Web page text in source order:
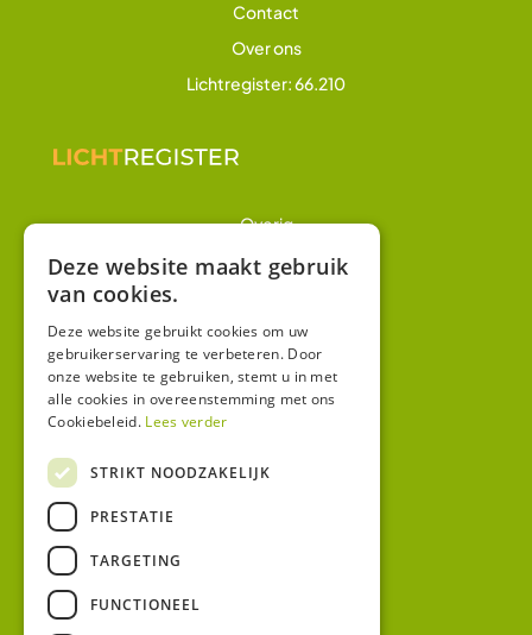
Contact
Over ons
Lichtregister: 66.210
Overig
Winkel
Algemene voorwaarden
Privacy
Bezoekadres:
Deze website maakt gebruik
van cookies.
Deze website gebruikt cookies om uw
gebruikerservaring te verbeteren. Door
onze website te gebruiken, stemt u in met
alle cookies in overeenstemming met ons
Cookiebeleid. Lees verder
STRIKT NOODZAKELIJK
PRESTATIE
TARGETING
FUNCTIONEEL